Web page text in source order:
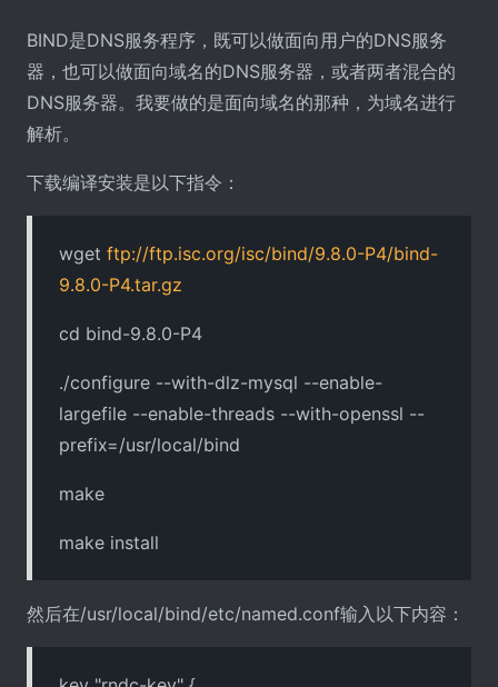
BIND是DNS服务程序，既可以做面向用户的DNS服务
器，也可以做面向域名的DNS服务器，或者两者混合的
DNS服务器。我要做的是面向域名的那种，为域名进行
解析。
下载编译安装是以下指令：
wget ftp://ftp.isc.org/isc/bind/9.8.0-P4/bind-
9.8.0-P4.tar.gz
cd bind-9.8.0-P4
./configure --with-dlz-mysql --enable-
largefile --enable-threads --with-openssl --
prefix=/usr/local/bind
make
make install
然后在/usr/local/bind/etc/named.conf输入以下内容：